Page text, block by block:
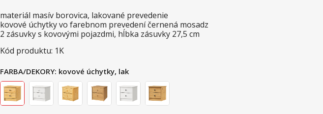
materiál masív borovica, lakované prevedenie
kovové úchytky vo farebnom prevedení černená mosadz
2 zásuvky s kovovými pojazdmi, hĺbka zásuvky 27,5 cm
Kód produktu: 1K
FARBA/DEKORY: kovové úchytky, lak